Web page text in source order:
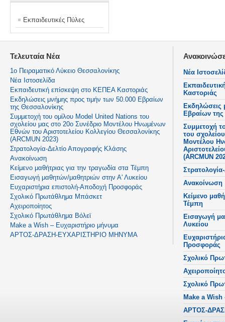
Εκπαιδευτικές Πύλες
Τελευταία Νέα
1ο Πειραματικό Λύκειο Θεσσαλονίκης
Νέα Ιστοσελίδα
Εκπαιδευτική επίσκεψη στο ΚΕΠΕΑ Καστοριάς
Εκδηλώσεις μνήμης προς τιμήν των 50.000 Εβραίων
της Θεσσαλονίκης
Συμμετοχή του ομίλου Model United Nations του
σχολείου μας στο 20ο Συνέδριο Μοντέλου Ηνωμένων
Εθνών του Αριστοτελείου Κολλεγίου Θεσσαλονίκης
(ARCMUN 2023)
Στρατολογία-Δελτίο Απογραφής Κλάσης
Ανακοίνωση
Κείμενο μαθήτριας για την τραγωδία στα Τέμπη
Εισαγωγή μαθητών/μαθητριών στην Α' Λυκείου
Ευχαριστήρια επιστολή-Αποδοχή Προσφοράς
Σχολικό Πρωτάθλημα Μπάσκετ
Αχειροποίητος
Σχολικό Πρωτάθλημα Βόλεϊ
Make a Wish – Ευχαριστήριο μήνυμα
ΑΡΤΟΣ-ΔΡΑΣΗ-ΕΥΧΑΡΙΣΤΗΡΙΟ ΜΗΝΥΜΑ
Νέα
Καστοριάς
Εκδηλώσεις
Εβραίων
Συμμετοχή
του
Μοντέλου
(ARCMUN
Ανακοίνωση
Κείμενο
Τέμπη
Εισαγωγή
Λυκείου
Προσφοράς
Σχολικό
Σχολικό
Make a Wish
ΑΡΤΟΣ-